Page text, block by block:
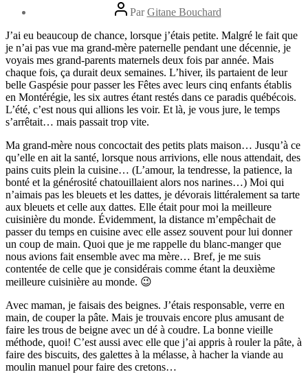
Auteur
de
l’article
ParGitane Bouchard
de
l’article
29
mai
2014
J’ai eu beaucoup de chance, lorsque j’étais petite. Malgré le fait que
je n’ai pas vue ma grand-mère paternelle pendant une décennie, je
voyais mes grand-parents maternels deux fois par année. Mais
chaque fois, ça durait deux semaines. L’hiver, ils partaient de leur
belle Gaspésie pour passer les Fêtes avec leurs cinq enfants établis
en Montérégie, les six autres étant restés dans ce paradis québécois.
L’été, c’est nous qui allions les voir. Et là, je vous jure, le temps
s’arrêtait… mais passait trop vite.
Ma grand-mère nous concoctait des petits plats maison… Jusqu’à ce
qu’elle en ait la santé, lorsque nous arrivions, elle nous attendait, des
pains cuits plein la cuisine… (L’amour, la tendresse, la patience, la
bonté et la générosité chatouillaient alors nos narines…) Moi qui
n’aimais pas les bleuets et les dattes, je dévorais littéralement sa tarte
aux bleuets et celle aux dattes. Elle était pour moi la meilleure
cuisinière du monde. Évidemment, la distance m’empêchait de
passer du temps en cuisine avec elle assez souvent pour lui donner
un coup de main. Quoi que je me rappelle du blanc-manger que
nous avions fait ensemble avec ma mère… Bref, je me suis
contentée de celle que je considérais comme étant la deuxième
meilleure cuisinière au monde. 😉
Avec maman, je faisais des beignes. J’étais responsable, verre en
main, de couper la pâte. Mais je trouvais encore plus amusant de
faire les trous de beigne avec un dé à coudre. La bonne vieille
méthode, quoi! C’est aussi avec elle que j’ai appris à rouler la pâte, à
faire des biscuits, des galettes à la mélasse, à hacher la viande au
moulin manuel pour faire des cretons…